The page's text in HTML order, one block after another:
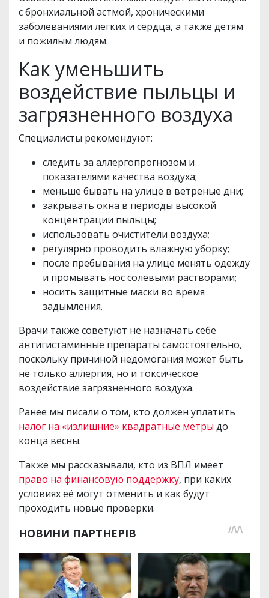
с бронхиальной астмой, хроническими
заболеваниями легких и сердца, а также детям
и пожилым людям.
Как уменьшить
воздействие пыльцы и
загрязненного воздуха
Специалисты рекомендуют:
следить за аллергопрогнозом и
показателями качества воздуха;
меньше бывать на улице в ветреные дни;
закрывать окна в периоды высокой
концентрации пыльцы;
использовать очистители воздуха;
регулярно проводить влажную уборку;
после пребывания на улице менять одежду
и промывать нос солевыми растворами;
носить защитные маски во время
задымления.
Врачи также советуют не назначать себе
антигистаминные препараты самостоятельно,
поскольку причиной недомогания может быть
не только аллергия, но и токсическое
воздействие загрязненного воздуха.
Ранее мы писали о том, кто должен уплатить
налог на «излишние» квадратные метры до
конца весны.
Также мы рассказывали, кто из ВПЛ имеет
право на финансовую поддержку, при каких
условиях её могут отменить и как будут
проходить новые проверки.